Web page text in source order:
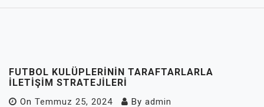
FUTBOL KULÜPLERININ TARAFTARLARLA
İLETIŞIM STRATEJILERI
On Temmuz 25, 2024 By admin